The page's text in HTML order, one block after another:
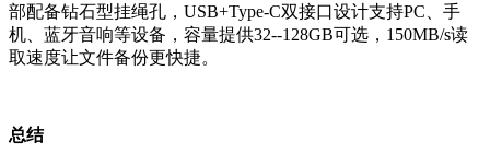
部配备钻石型挂绳孔，USB+Type-C双接口设计支持PC、手
机、蓝牙音响等设备，容量提供32--128GB可选，150MB/s读
取速度让文件备份更快捷。
总结